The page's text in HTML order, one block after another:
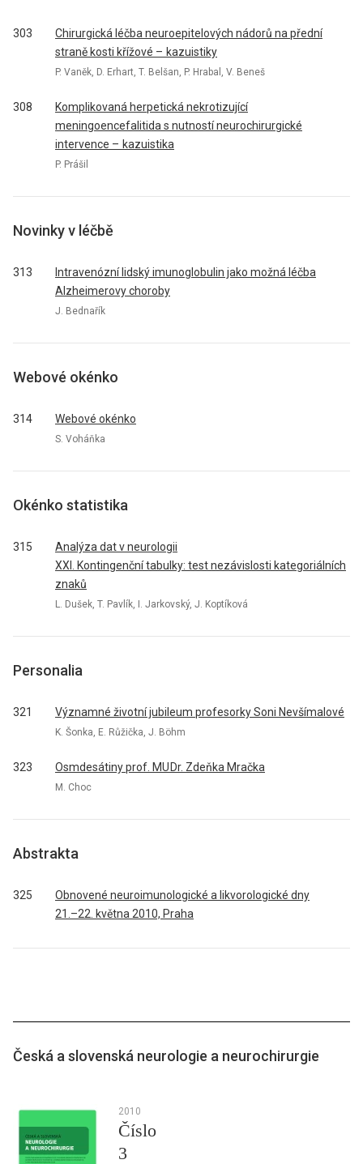
303
Chirurgická léčba neuroepitelových nádorů na přední
straně kosti křížové – kazuistiky
P. Vaněk, D. Erhart, T. Belšan, P. Hrabal, V. Beneš
308
Komplikovaná herpetická nekrotizující
meningoencefalitida s nutností neurochirurgické
intervence – kazuistika
P. Prášil
Novinky v léčbě
313
Intravenózní lidský imunoglobulin jako možná léčba
Alzheimerovy choroby
J. Bednařík
Webové okénko
314 Webové okénko
S. Voháňka
Okénko statistika
315
Analýza dat v neurologii
XXI. Kontingenční tabulky: test nezávislosti kategoriálních
znaků
L. Dušek, T. Pavlík, I. Jarkovský, J. Koptíková
Personalia
321 Významné životní jubileum profesorky Soni Nevšímalové
K. Šonka, E. Růžička, J. Böhm
323 Osmdesátiny prof. MU Dr. Zdeňka Mračka
M. Choc
Abstrakta
325
Obnovené neuroimunologické a likvorologické dny
21.–22. května 2010, Praha
Česká a slovenská neurologie a neurochirurgie
2010
Číslo
3